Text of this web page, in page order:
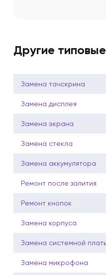
Другие
Замена тачскрина
Замена дисплея
Замена экрана
Замена стекла
Замена аккумулятора
Ремонт после залития
Ремонт кнопок
Замена корпуса
Замена системной
Замена микрофона